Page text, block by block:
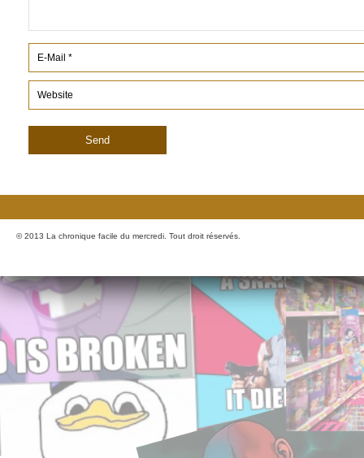
© 2013 La chronique facile du mercredi. Tout droit réservés.